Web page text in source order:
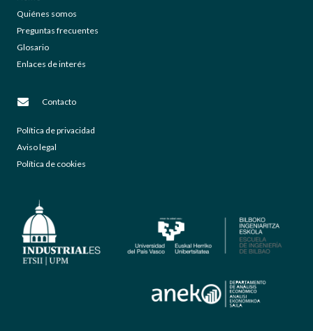
Quiénes somos
Preguntas frecuentes
Glosario
Enlaces de interés
Contacto
Política de privacidad
Aviso legal
Política de cookies